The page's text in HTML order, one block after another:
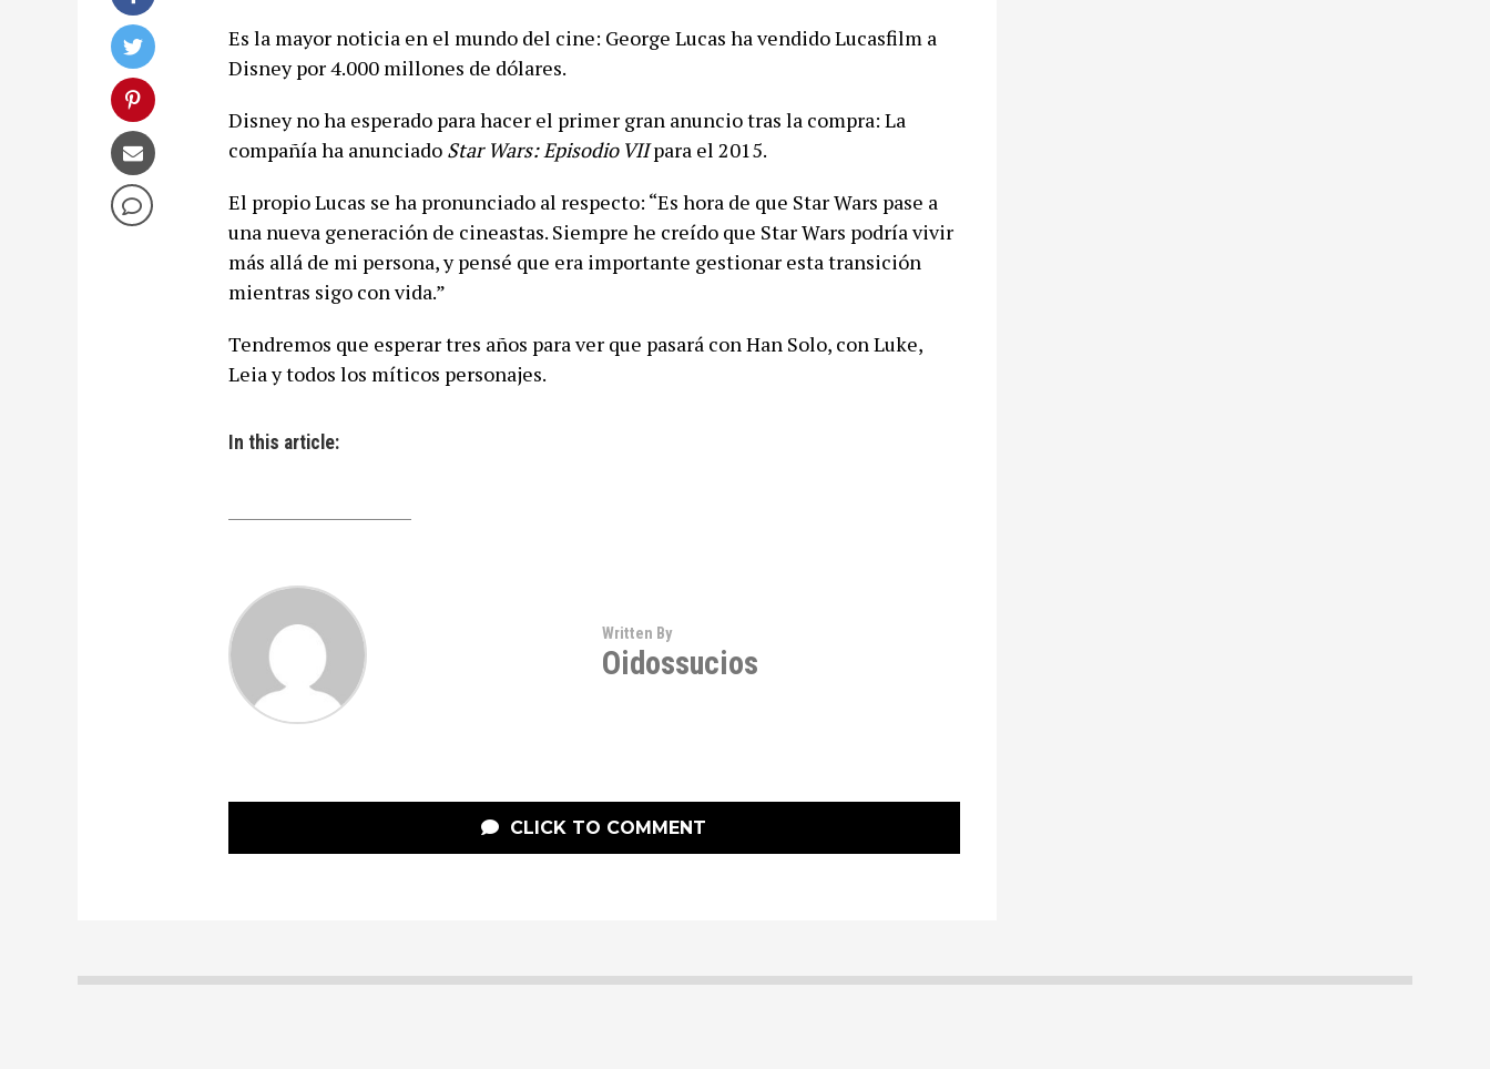
Es la mayor noticia en el mundo del cine: George Lucas ha vendido Lucasfilm a
Disney por 4.000 millones de dólares.
Disney no ha esperado para hacer el primer gran anuncio tras la compra: La
compañía ha anunciado Star Wars: Episodio VIIpara el 2015.
El propio Lucas se ha pronunciado al respecto: “Es hora de que Star Wars pase a
una nueva generación de cineastas. Siempre he creído que Star Wars podría vivir
más allá de mi persona, y pensé que era importante gestionar esta transición
mientras sigo con vida.”
Tendremos que esperar tres años para ver que pasará con Han Solo, con Luke,
Leia y todos los míticos personajes.
In this article:
Written By
Oidossucios
CLICK TO COMMENT